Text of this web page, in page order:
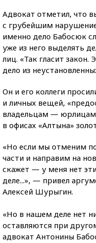
Адвокат отметил, что
с грубейшим
именно дело Бабосюк
уже из него выделять
лиц. «Так гласит
дело из
Он и его коллеги
и личных вещей,
владельцам —
в офисах «Алтына»
«Но если мы отменим
части и направим на
скажет — у меня нет
деле...», — привел
Алексей Шурыгин.
«Но в нашем деле нет
оставляются при
адвокат Антонины